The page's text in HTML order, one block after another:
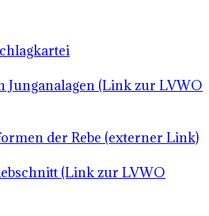
Junganalagen (Link zur LVWO
der Rebe (externer Link)
(Link zur LVWO